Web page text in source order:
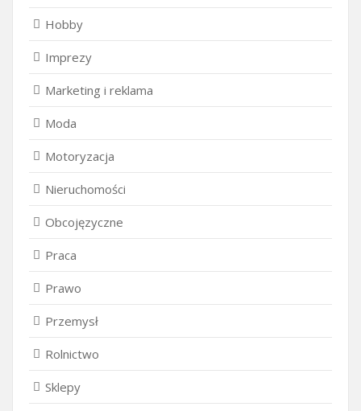
Hobby
Imprezy
Marketing i reklama
Moda
Motoryzacja
Nieruchomości
Obcojęzyczne
Praca
Prawo
Przemysł
Rolnictwo
Sklepy